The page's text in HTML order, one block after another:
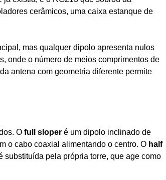
cerâmicos, uma caixa estanque de
mas qualquer dipolo apresenta nulos
onde o número de meios comprimentos de
antena com geometria diferente permite
O full sloper é um dipolo inclinado de
o cabo coaxial alimentando o centro. O half
substituída pela própria torre, que age como